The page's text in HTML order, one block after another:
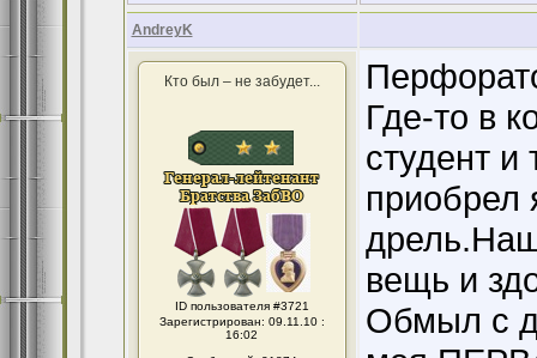
AndreyK
Кто был – не забудет...
ID пользователя #3721
Зарегистрирован: 09.11.10 :
16:02
Где-то в
студент и
приобрел
вещь и
Обмыл с